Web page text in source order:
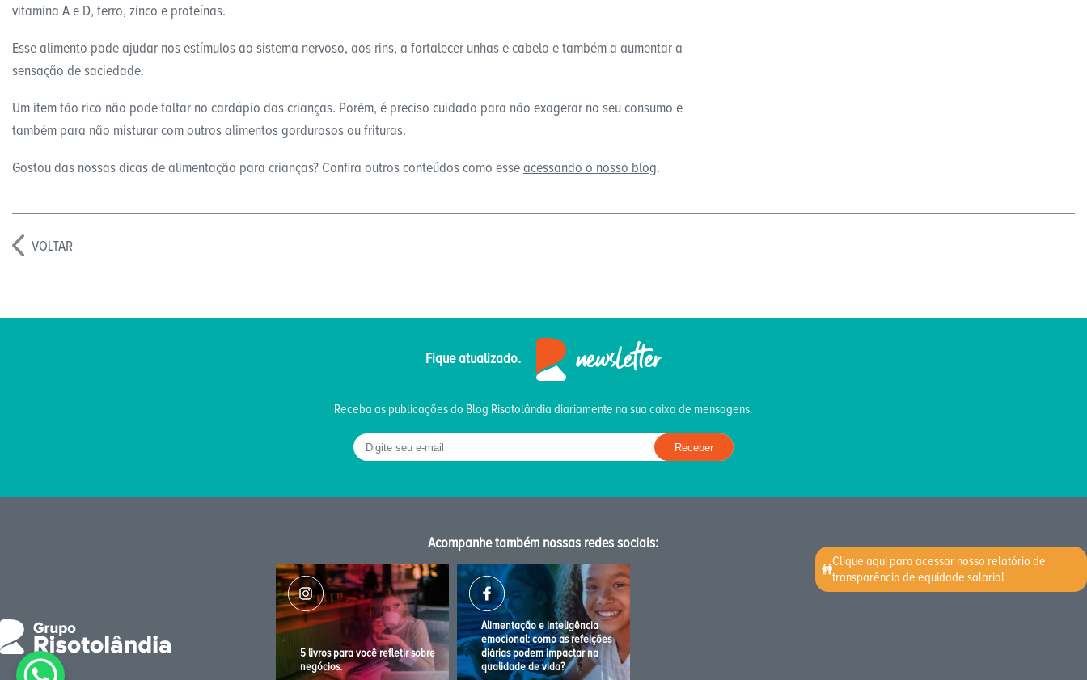
vitamina A e D, ferro, zinco e proteínas.
Esse alimento pode ajudar nos estímulos ao sistema nervoso, aos rins, a fortalecer unhas e cabelo e também a aumentar a
sensação de saciedade.
Um item tão rico não pode faltar no cardápio das crianças. Porém, é preciso cuidado para não exagerar no seu consumo e
também para não misturar com outros alimentos gordurosos ou frituras.
Gostou das nossas dicas de alimentação para crianças? Confira outros conteúdos como esseacessando o nosso blog.
VOLTAR
Fique atualizado.
Receba as publicações do Blog Risotolândia diariamente na sua caixa de mensagens.
Acompanhe também nossas redes sociais:
5 livros para você reﬂetir sobre
negócios.
Alimentação e inteligência
emocional: como as refeições
diárias podem impactar na
qualidade de vida?
Clique aqui para acessar nosso relatório de
transparência de equidade salarial